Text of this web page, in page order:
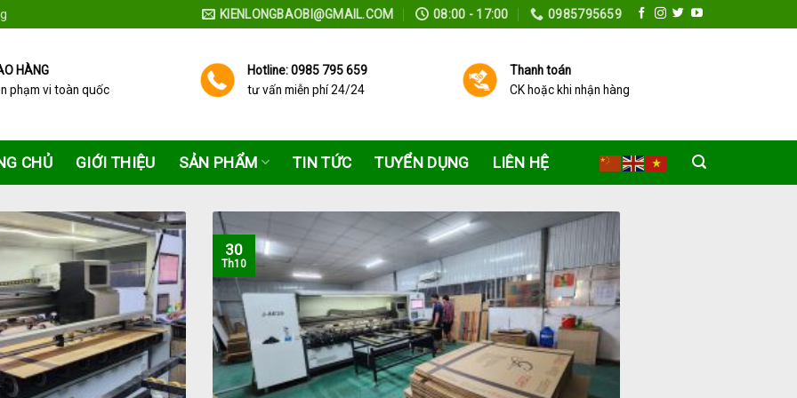
KIENLONGBAOBI@GMAIL.COM 08:00 - 17:00 0985795659
HÀNG
phạm vi toàn quốc
Hotline: 0985 795 659
tư vấn miễn phí 24/24
Thanh toán
CK hoặc khi nhận hàng
CHỦ GIỚI THIỆU SẢN PHẨM TIN TỨC TUYỂN DỤNG LIÊN HỆ
30
Th10